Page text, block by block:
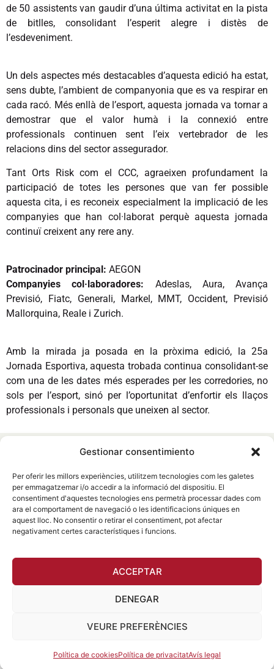
Gestionar consentimiento
Per oferir les millors experiències, utilitzem tecnologies com les galetes
per emmagatzemar i/o accedir a la informació del dispositiu. El
consentiment d'aquestes tecnologies ens permetrà processar dades com
ara el comportament de navegació o les identificacions úniques en
aquest lloc. No consentir o retirar el consentiment, pot afectar
negativament certes característiques i funcions.
ACCEPTAR
DENEGAR
VEURE PREFERÈNCIES
Política de cookiesPolítica de privacitatAvís legal
de 50 assistents van gaudir d’una última activitat en la pista
de bitlles, consolidant l’esperit alegre i distès de
l’esdeveniment.
Un dels aspectes més destacables d’aquesta edició ha estat,
sens dubte, l’ambient de companyonia que es va respirar en
cada racó. Més enllà de l’esport, aquesta jornada va tornar a
demostrar que el valor humà i la connexió entre
professionals continuen sent l’eix vertebrador de les
relacions dins del sector assegurador.
Tant Orts Risk com el CCC, agraeixen profundament la
participació de totes les persones que van fer possible
aquesta cita, i es reconeix especialment la implicació de les
companyies que han col·laborat perquè aquesta jornada
continuï creixent any rere any.
Patrocinador principal: AEGON
Companyies col·laboradores: Adeslas, Aura, Avança
Previsió, Fiatc, Generali, Markel, MMT, Occident, Previsió
Mallorquina, Reale i Zurich.
Amb la mirada ja posada en la pròxima edició, la 25a
Jornada Esportiva, aquesta trobada continua consolidant-se
com una de les dates més esperades per les corredories, no
sols per l’esport, sinó per l’oportunitat d’enfortir els llaços
professionals i personals que uneixen al sector.
649 80 11 86
info@cccorredors.com
Inici
Qui som
Espai clients
Espai Corredors
Notícies
Articles
Accés a socis
Política de privacitat
Política de cookies